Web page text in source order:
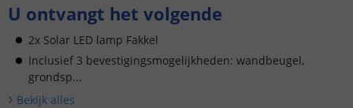
U ontvangt het volgende
2x Solar LED lamp Fakkel
Inclusief 3 bevestigingsmogelijkheden: wandbeugel,
grondsp...
Bekijk alles